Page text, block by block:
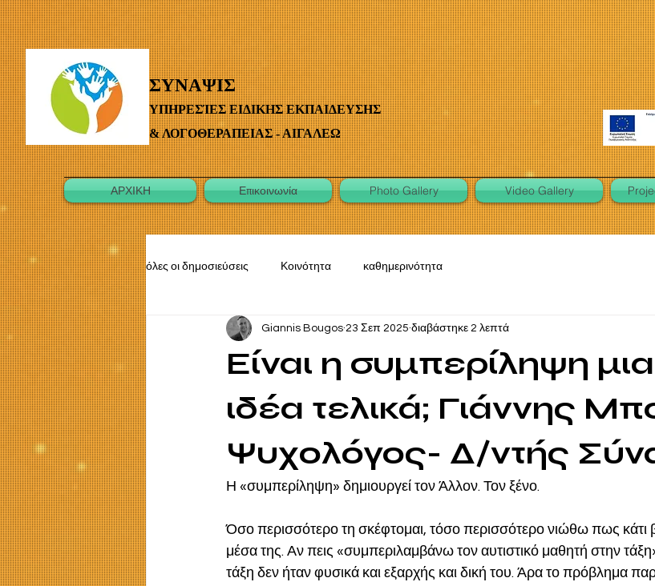
ΣΥΝΑΨΙΣ
ΥΠΗΡΕΣΊΕΣ ΕΙΔΙΚΗΣ ΕΚΠΑΙΔΕΥΣΗΣ
& ΛΟΓΟΘΕΡΑΠΕΙΑΣ - ΑΙΓΑΛΕΩ
ΑΡΧΙΚΗ Επικοινωνία Photo Gallery Video Gallery
όλες οι δημοσιεύσεις Κοινότητα καθημερινότητα
Είναι η συμπερίληψη
ιδέα τελικά; Γιάννης
Ψυχολόγος- Δ/ντής
Giannis Bougos 23 Σεπ 2025 διαβάστηκε 2 λεπτά
Η «συμπερίληψη» δημιουργεί τον Άλλον. Τον ξένο.
Όσο περισσότερο τη σκέφτομαι, τόσο περισσότερο νιώθω πως κάτι
μέσα της. Αν πεις «συμπεριλαμβάνω τον αυτιστικό μαθητή στην
τάξη δεν ήταν φυσικά και εξαρχής και δική του. Άρα το πρόβλημα